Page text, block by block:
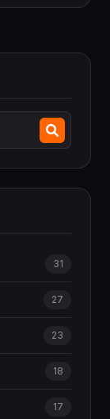
31
27
23
18
17